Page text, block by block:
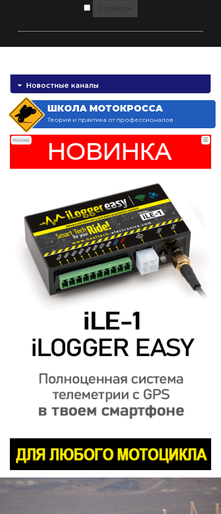
Согласен
Новостные каналы
ШКОЛА МОТОКРОССА
Теория и практика от профессионалов
Реклама ☰